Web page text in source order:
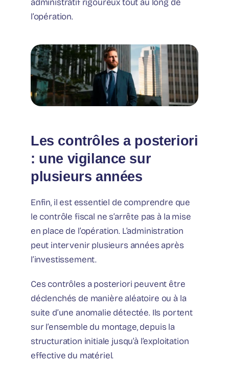
administratif rigoureux tout au long de
l’opération.
Les contrôles a posteriori
: une vigilance sur
plusieurs années
Enfin, il est essentiel de comprendre que
le contrôle fiscal ne s’arrête pas à la mise
en place de l’opération. L’administration
peut intervenir plusieurs années après
l’investissement.
Ces contrôles a posteriori peuvent être
déclenchés de manière aléatoire ou à la
suite d’une anomalie détectée. Ils portent
sur l’ensemble du montage, depuis la
structuration initiale jusqu’à l’exploitation
effective du matériel.